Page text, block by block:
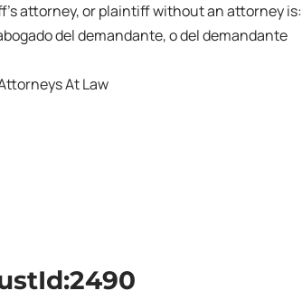
attorney, or plaintiff without an attorney is:
del demandante, o del demandante
At Law